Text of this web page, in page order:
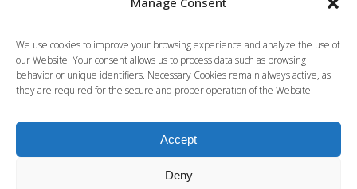
We use cookies to improve your browsing experience and analyze the use of
our Website. Your consent allows us to process data such as browsing
behavior or unique identifiers. Necessary Cookies remain always active, as
they are required for the secure and proper operation of the Website.
Accept
Deny